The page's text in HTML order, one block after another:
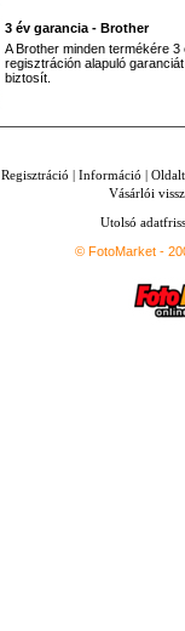
3 év garancia - Brother
A Brother minden termékére 3
regisztráción alapuló garanciát
biztosít.
Regisztráció | Információ |
Vásárlói
Utolsó
© FotoMarket -